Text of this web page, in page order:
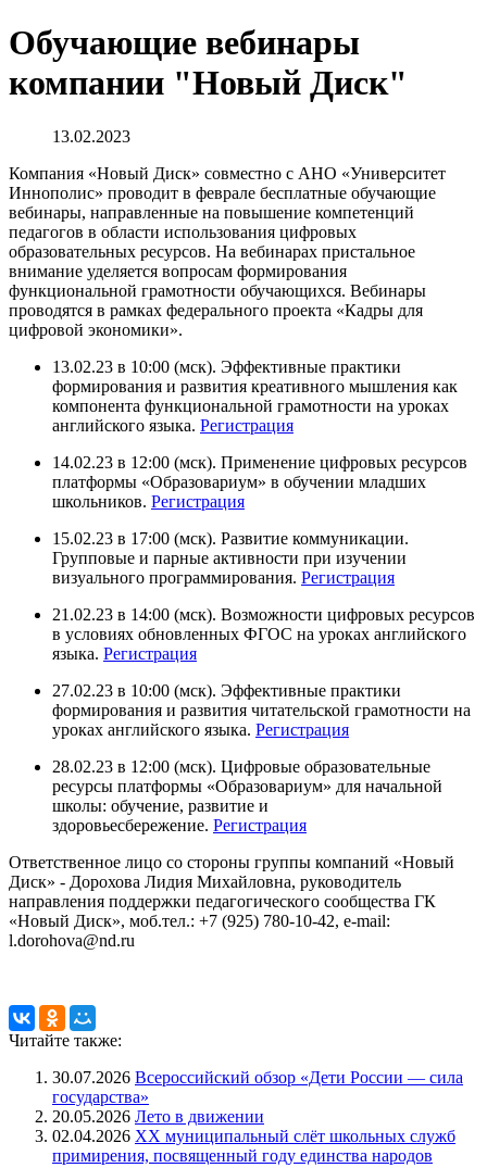
Обучающие вебинары
компании "Новый Диск"
13.02.2023
Компания «Новый Диск» совместно с АНО «Университет
Иннополис» проводит в феврале бесплатные обучающие
вебинары, направленные на повышение компетенций
педагогов в области использования цифровых
образовательных ресурсов. На вебинарах пристальное
внимание уделяется вопросам формирования
функциональной грамотности обучающихся. Вебинары
проводятся в рамках федерального проекта «Кадры для
цифровой экономики».
13.02.23 в 10:00 (мск). Эффективные практики
формирования и развития креативного мышления как
компонента функциональной грамотности на уроках
английского языка. Регистрация
14.02.23 в 12:00 (мск). Применение цифровых ресурсов
платформы «Образовариум» в обучении младших
школьников. Регистрация
15.02.23 в 17:00 (мск). Развитие коммуникации.
Групповые и парные активности при изучении
визуального программирования. Регистрация
21.02.23 в 14:00 (мск). Возможности цифровых ресурсов
в условиях обновленных ФГОС на уроках английского
языка. Регистрация
27.02.23 в 10:00 (мск). Эффективные практики
формирования и развития читательской грамотности на
уроках английского языка. Регистрация
28.02.23 в 12:00 (мск). Цифровые образовательные
ресурсы платформы «Образовариум» для начальной
школы: обучение, развитие и
здоровьесбережение. Регистрация
Ответственное лицо со стороны группы компаний «Новый
Диск» - Дорохова Лидия Михайловна, руководитель
направления поддержки педагогического сообщества ГК
«Новый Диск», моб.тел.: +7 (925) 780-10-42, e-mail:
l.dorohova@nd.ru
Читайте также:
30.07.2026 Всероссийский обзор «Дети России — сила
государства»
20.05.2026 Лето в движении
02.04.2026 XX муниципальный слёт школьных служб
примирения, посвященный году единства народов